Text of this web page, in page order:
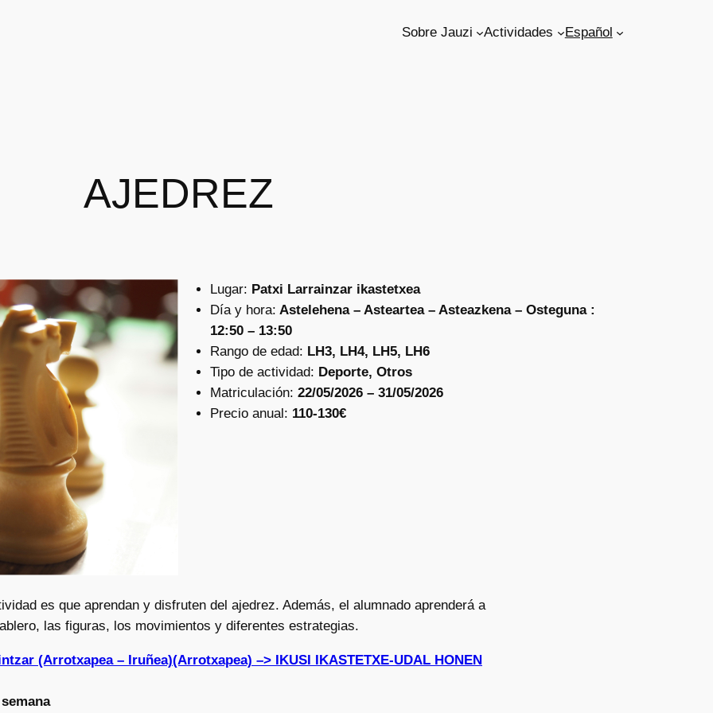
Sobre Jauzi Actividades Español
AJEDREZ
Lugar: Patxi Larrainzar ikastetxea
Día y hora: Astelehena – Asteartea – Asteazkena – Osteguna :
12:50 – 13:50
Rango de edad: LH3, LH4, LH5, LH6
Tipo de actividad: Deporte, Otros
Matriculación: 22/05/2026 – 31/05/2026
Precio anual: 110-130€
es que aprendan y disfruten del ajedrez. Además, el alumnado aprenderá a
las figuras, los movimientos y diferentes estrategias.
(Arrotxapea – Iruñea)(Arrotxapea) –> IKUSI IKASTETXE-UDAL HONEN